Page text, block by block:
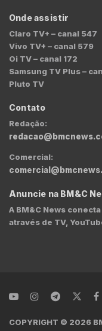
Onde assistir
Claro TV+ – canal 547
Vivo TV+ – canal 579
Oi TV – canal 172
Samsung TV Plus –
Pluto TV
Contato
Redação:
Comercial:
Anuncie na BM&C
A BM&C News
através de TV,
COPYRIGHT © 2026